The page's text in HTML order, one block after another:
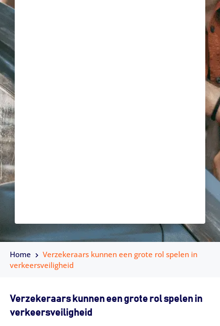
Home
Verzekeraars kunnen een grote rol spelen in
verkeersveiligheid
Verzekeraars kunnen een grote rol spelen in
verkeersveiligheid